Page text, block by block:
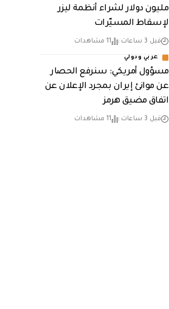
مليون دولار لشراء أنظمة ليزر
لإسقاط المسيّرات
قبل 3 ساعات 11 مشاهدات
عربي ودولي
مسؤول أمريكي: سنرفع الحصار
عن موانئ إيران بمجرد الإعلان عن
اتفاق مضيق هرمز
قبل 3 ساعات 11 مشاهدات